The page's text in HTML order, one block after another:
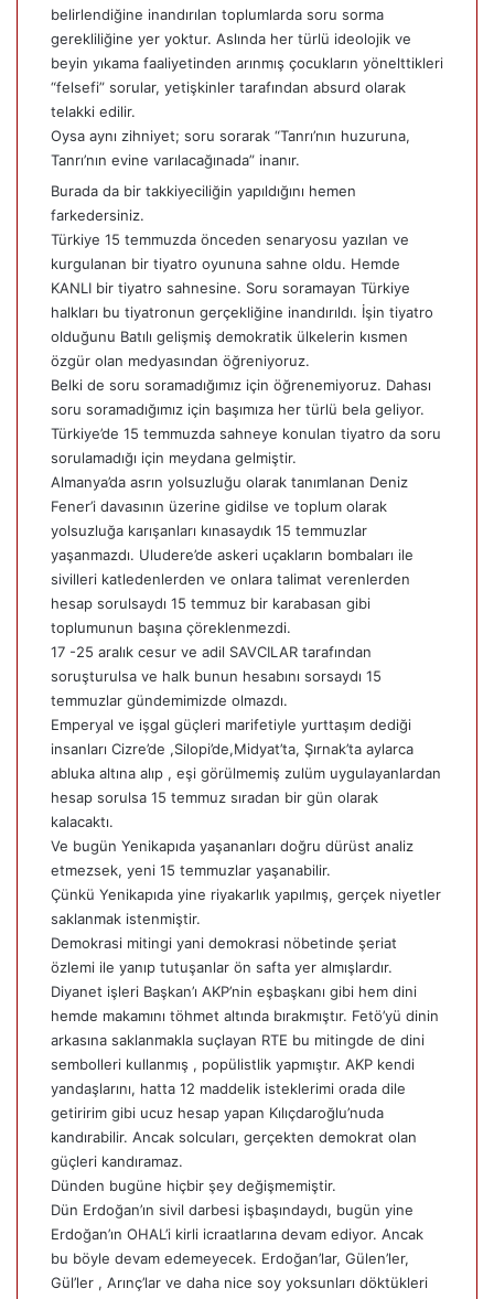
belirlendiğine inandırılan toplumlarda soru sorma
gerekliliğine yer yoktur. Aslında her türlü ideolojik ve
beyin yıkama faaliyetinden arınmış çocukların yönelttikleri
“felsefi” sorular, yetişkinler tarafından absurd olarak
telakki edilir.
Oysa aynı zihniyet; soru sorarak “Tanrı’nın huzuruna,
Tanrı’nın evine varılacağınada” inanır.
Burada da bir takkiyeciliğin yapıldığını hemen
farkedersiniz.
Türkiye 15 temmuzda önceden senaryosu yazılan ve
kurgulanan bir tiyatro oyununa sahne oldu. Hemde
KANLI bir tiyatro sahnesine. Soru soramayan Türkiye
halkları bu tiyatronun gerçekliğine inandırıldı. İşin tiyatro
olduğunu Batılı gelişmiş demokratik ülkelerin kısmen
özgür olan medyasından öğreniyoruz.
Belki de soru soramadığımız için öğrenemiyoruz. Dahası
soru soramadığımız için başımıza her türlü bela geliyor.
Türkiye’de 15 temmuzda sahneye konulan tiyatro da soru
sorulamadığı için meydana gelmiştir.
Almanya’da asrın yolsuzluğu olarak tanımlanan Deniz
Fener’i davasının üzerine gidilse ve toplum olarak
yolsuzluğa karışanları kınasaydık 15 temmuzlar
yaşanmazdı. Uludere’de askeri uçakların bombaları ile
sivilleri katledenlerden ve onlara talimat verenlerden
hesap sorulsaydı 15 temmuz bir karabasan gibi
toplumunun başına çöreklenmezdi.
17 -25 aralık cesur ve adil SAVCILAR tarafından
soruşturulsa ve halk bunun hesabını sorsaydı 15
temmuzlar gündemimizde olmazdı.
Emperyal ve işgal güçleri marifetiyle yurttaşım dediği
insanları Cizre’de ,Silopi’de,Midyat’ta, Şırnak’ta aylarca
abluka altına alıp , eşi görülmemiş zulüm uygulayanlardan
hesap sorulsa 15 temmuz sıradan bir gün olarak
kalacaktı.
Ve bugün Yenikapıda yaşananları doğru dürüst analiz
etmezsek, yeni 15 temmuzlar yaşanabilir.
Çünkü Yenikapıda yine riyakarlık yapılmış, gerçek niyetler
saklanmak istenmiştir.
Demokrasi mitingi yani demokrasi nöbetinde şeriat
özlemi ile yanıp tutuşanlar ön safta yer almışlardır.
Diyanet işleri Başkan’ı AKP’nin eşbaşkanı gibi hem dini
hemde makamını töhmet altında bırakmıştır. Fetö’yü dinin
arkasına saklanmakla suçlayan RTE bu mitingde de dini
sembolleri kullanmış , popülistlik yapmıştır. AKP kendi
yandaşlarını, hatta 12 maddelik isteklerimi orada dile
getiririm gibi ucuz hesap yapan Kılıçdaroğlu’nuda
kandırabilir. Ancak solcuları, gerçekten demokrat olan
güçleri kandıramaz.
Dünden bugüne hiçbir şey değişmemiştir.
Dün Erdoğan’ın sivil darbesi işbaşındaydı, bugün yine
Erdoğan’ın OHAL’i kirli icraatlarına devam ediyor. Ancak
bu böyle devam edemeyecek. Erdoğan’lar, Gülen’ler,
Gül’ler , Arınç’lar ve daha nice soy yoksunları döktükleri